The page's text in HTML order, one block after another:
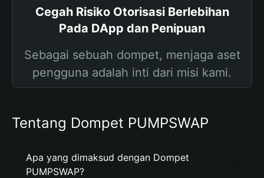
Cegah Risiko Otorisasi Berlebihan
Pada DApp dan Penipuan
Sebagai sebuah dompet, menjaga aset
pengguna adalah inti dari misi kami.
Tentang Dompet PUMPSWAP
Apa yang dimaksud dengan Dompet
PUMPSWAP?